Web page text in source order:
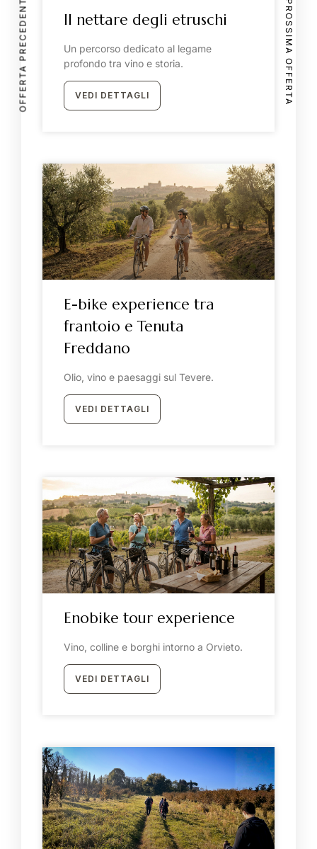
Il nettare degli etruschi
Un percorso dedicato al legame
profondo tra vino e storia.
VEDI DETTAGLI
E-bike experience tra
frantoio e Tenuta
Freddano
Olio, vino e paesaggi sul Tevere.
VEDI DETTAGLI
Enobike tour experience
Vino, colline e borghi intorno a Orvieto.
VEDI DETTAGLI
OFFERTA PRECEDENTE PROSSIMA OFFERTA